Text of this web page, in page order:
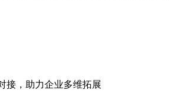
接，助力企业多维拓展